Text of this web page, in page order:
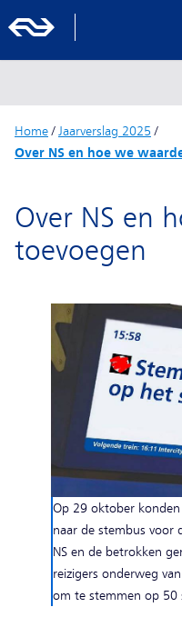
Home/ Jaarverslag 2025 /
Over NS en hoe we
Over NS en
toevoegen
Op 29 oktober
naar de stembus voor
NS en de betrokken
reizigers onderweg
om te stemmen op 50